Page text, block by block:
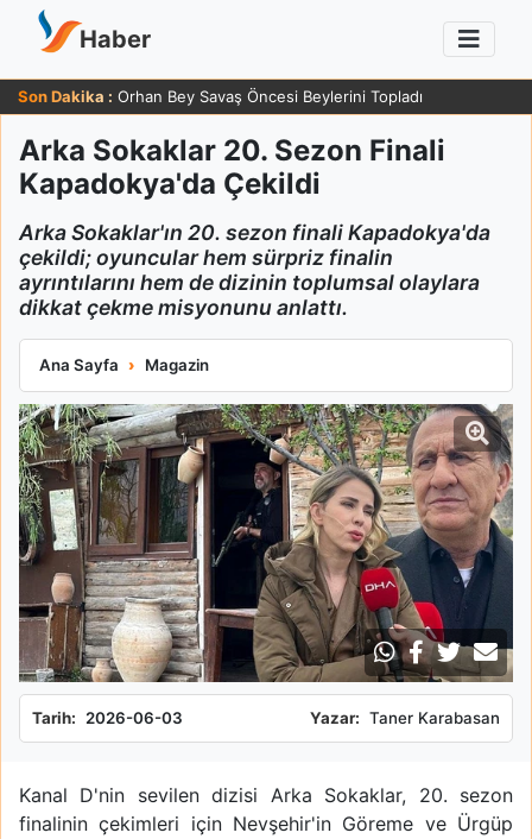
Haber
Son Dakika : Orhan Bey Savaş Öncesi Beylerini Topladı
Arka Sokaklar 20. Sezon Finali
Kapadokya'da Çekildi
Arka Sokaklar'ın 20. sezon finali Kapadokya'da
çekildi; oyuncular hem sürpriz finalin
ayrıntılarını hem de dizinin toplumsal olaylara
dikkat çekme misyonunu anlattı.
Ana Sayfa Magazin
Arka Sokaklar 20. Sezon Finali Kapadokya'da Çekildi
Tarih: 2026-06-03 Yazar: Taner Karabasan
Kanal D'nin sevilen dizisi Arka Sokaklar, 20. sezon
finalinin çekimleri için Nevşehir'in Göreme ve Ürgüp